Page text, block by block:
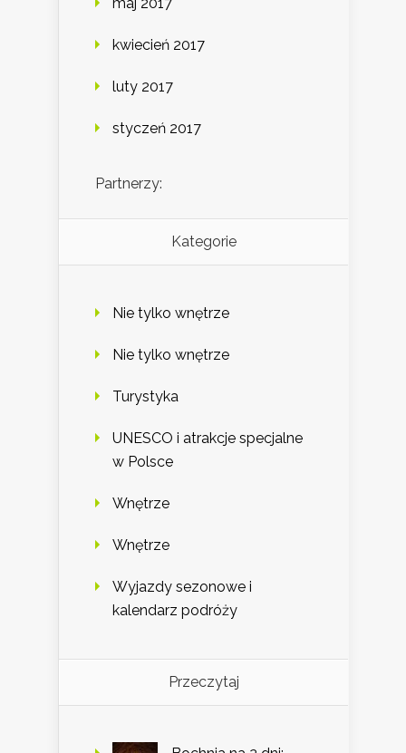
kwiecień 2017
luty 2017
styczeń 2017
Partnerzy:
Kategorie
Nie tylko wnętrze
Nie tylko wnętrze
Turystyka
UNESCO i atrakcje specjalne
w Polsce
Wnętrze
Wnętrze
Wyjazdy sezonowe i
kalendarz podróży
Przeczytaj